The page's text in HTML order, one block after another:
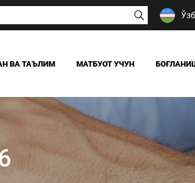
ВА ТАЪЛИМ МАТБУОТ УЧУН
ЯНГИЛИКЛАР